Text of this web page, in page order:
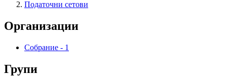
Податочни сетови
Организации
Собрание - 1
Групи